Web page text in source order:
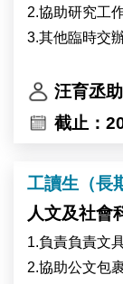
2.協助研究工作
3.其他臨時交
汪育丞
截止：
工讀生（長
人文及社會
1.負責負責文
2.協助公文包